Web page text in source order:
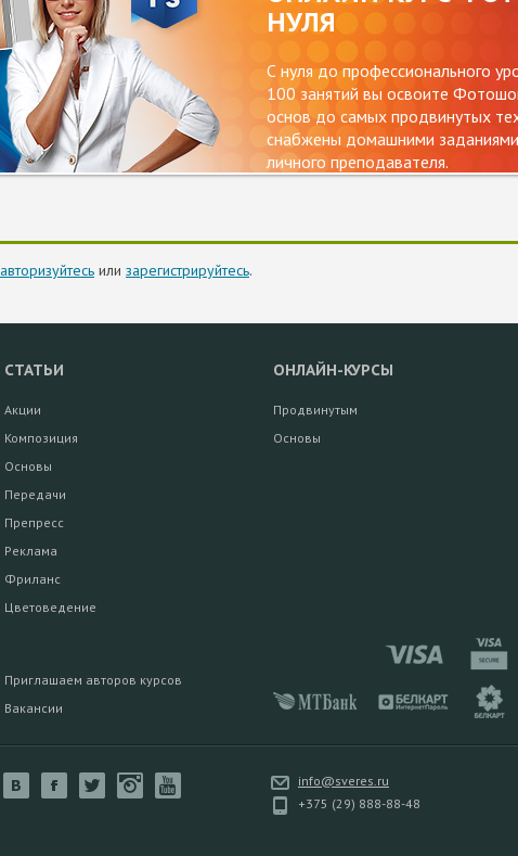
НУЛЯ
С нуля до профессионального
100 занятий вы освоите
основ до самых продвинутых
снабжены домашними
личного преподавателя.
авторизуйтесь или зарегистрируйтесь.
СТАТЬИ
Акции
Композиция
Основы
Передачи
Препресс
Реклама
Фриланс
Цветоведение
ОНЛАЙН-КУРСЫ
Продвинутым
Основы
Приглашаем авторов курсов
Вакансии
info@sveres.ru
+375 (29) 888-88-48